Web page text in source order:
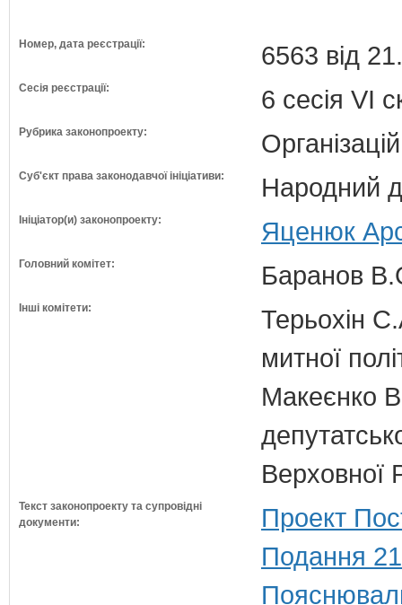
Номер, дата реєстрації: 6563 від
Сесія реєстрації: 6 сесія VI
Рубрика законопроекту:
Суб'єкт права законодавчої ініціативи: Народний
Ініціатор(и) законопроекту: Яценюк
Головний комітет: Баранов
Інші комітети:
Терьохін
митної
Макеєнко
Верховної
Текст законопроекту та супровідні
документи:
Проект
Подання